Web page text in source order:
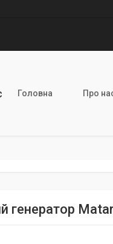
Головна Про
генератор